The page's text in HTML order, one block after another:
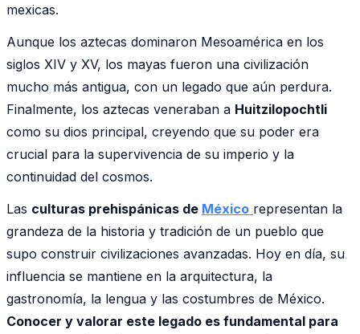
mexicas.
Aunque los aztecas dominaron Mesoamérica en los
siglos XIV y XV, los mayas fueron una civilización
mucho más antigua, con un legado que aún perdura.
Finalmente, los aztecas veneraban a Huitzilopochtli
como su dios principal, creyendo que su poder era
crucial para la supervivencia de su imperio y la
continuidad del cosmos.
Las culturas prehispánicas de México representan la
grandeza de la historia y tradición de un pueblo que
supo construir civilizaciones avanzadas. Hoy en día, su
influencia se mantiene en la arquitectura, la
gastronomía, la lengua y las costumbres de México.
Conocer y valorar este legado es fundamental para